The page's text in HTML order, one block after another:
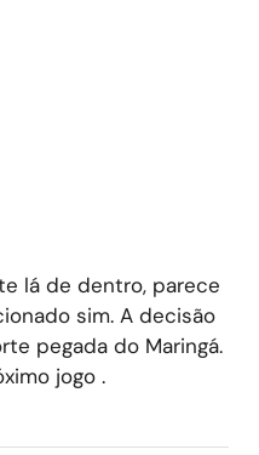
lá de dentro, parece
sim. A decisão
pegada do Maringá.
jogo .